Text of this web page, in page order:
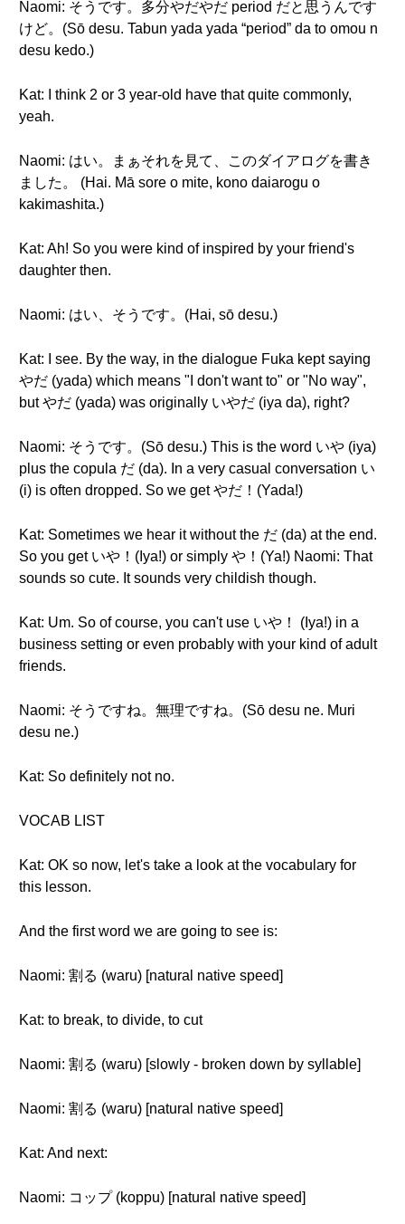
Naomi: そうです。多分やだやだ period だと思うんです
けど。(Sō desu. Tabun yada yada “period” da to omou n
desu kedo.)
Kat: I think 2 or 3 year-old have that quite commonly,
yeah.
Naomi: はい。まぁそれを見て、このダイアログを書き
ました。 (Hai. Mā sore o mite, kono daiarogu o
kakimashita.)
Kat: Ah! So you were kind of inspired by your friend's
daughter then.
Naomi: はい、そうです。(Hai, sō desu.)
Kat: I see. By the way, in the dialogue Fuka kept saying
やだ (yada) which means "I don't want to" or "No way",
but やだ (yada) was originally いやだ (iya da), right?
Naomi: そうです。(Sō desu.) This is the word いや (iya)
plus the copula だ (da). In a very casual conversation い
(i) is often dropped. So we get やだ！(Yada!)
Kat: Sometimes we hear it without the だ (da) at the end.
So you get いや！(Iya!) or simply や！(Ya!) Naomi: That
sounds so cute. It sounds very childish though.
Kat: Um. So of course, you can't use いや！ (Iya!) in a
business setting or even probably with your kind of adult
friends.
Naomi: そうですね。無理ですね。(Sō desu ne. Muri
desu ne.)
Kat: So definitely not no.
VOCAB LIST
Kat: OK so now, let's take a look at the vocabulary for
this lesson.
And the first word we are going to see is:
Naomi: 割る (waru) [natural native speed]
Kat: to break, to divide, to cut
Naomi: 割る (waru) [slowly - broken down by syllable]
Naomi: 割る (waru) [natural native speed]
Kat: And next:
Naomi: コップ (koppu) [natural native speed]